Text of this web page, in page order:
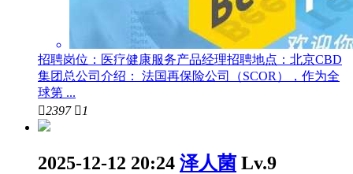
招聘岗位：医疗健康服务产品经理招聘地点：北京CBD
集团总公司介绍： 法国再保险公司（SCOR），作为全
球第 ...
2397  1
2025-12-12 20:24 泽人菌 Lv.9